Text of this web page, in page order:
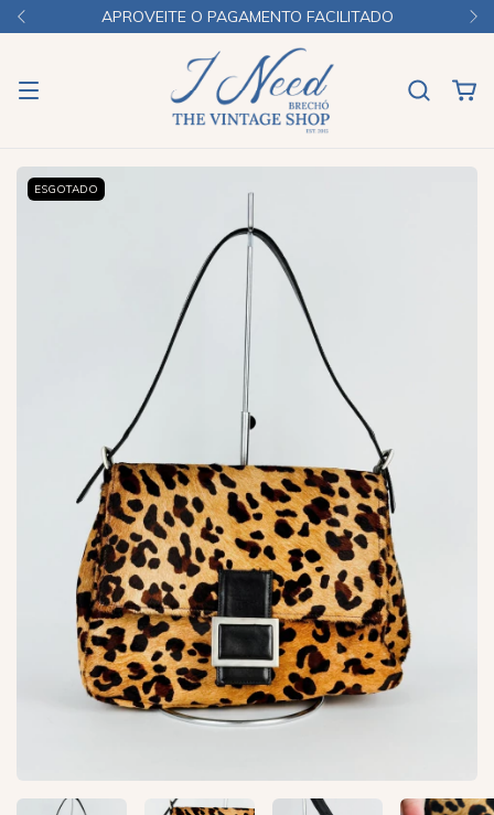
APROVEITE O PAGAMENTO FACILITADO
ESGOTADO